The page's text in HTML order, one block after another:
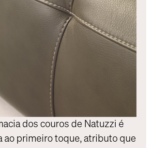
dos couros de Natuzzi é
ao primeiro toque, atributo que